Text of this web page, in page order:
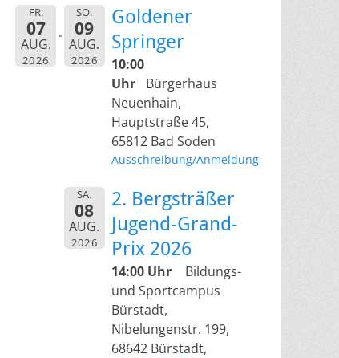
FR.
07
AUG.
2026
SO.
09
AUG.
2026
Goldener
Springer
10:00
Uhr
Bürgerhaus
Neuenhain,
Hauptstraße 45,
65812 Bad Soden
Ausschreibung/Anmeldung
SA.
08
AUG.
2026
2. Bergsträßer
Jugend-Grand-
Prix 2026
14:00 Uhr
Bildungs-
und Sportcampus
Bürstadt,
Nibelungenstr. 199,
68642 Bürstadt,